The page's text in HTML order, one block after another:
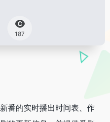
187
番的实时播出时间表、作